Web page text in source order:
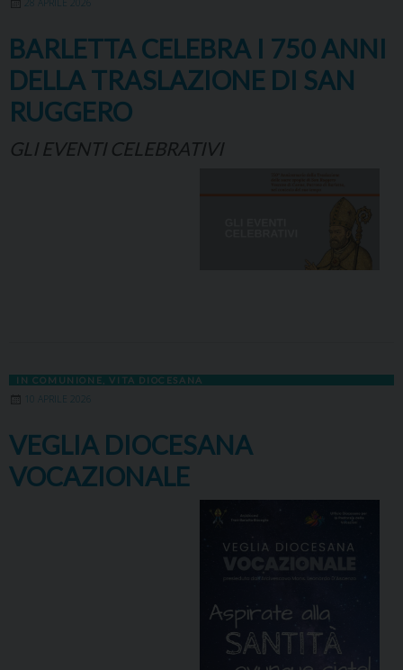
28 APRILE 2026
BARLETTA CELEBRA I 750 ANNI
DELLA TRASLAZIONE DI SAN
RUGGERO
GLI EVENTI CELEBRATIVI
IN COMUNIONE ,VITA DIOCESANA
10 APRILE 2026
VEGLIA DIOCESANA
VOCAZIONALE